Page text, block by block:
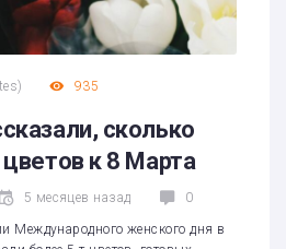
) 935
сколько
к 8 Марта
5 месяцев назад 0
Международного женского дня в